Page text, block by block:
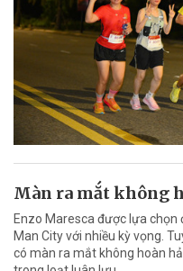
Màn ra mắt không
Enzo Maresca được lựa chọn
Man City với nhiều kỳ vọng.
có màn ra mắt không hoàn